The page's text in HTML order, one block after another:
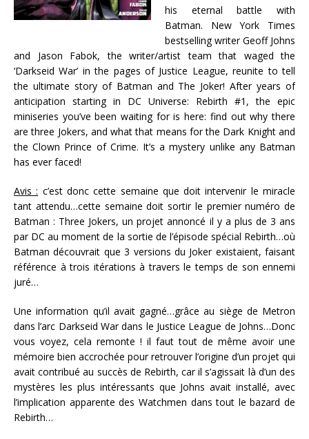
his eternal battle with
Batman. New York Times
bestselling writer Geoff Johns
and Jason Fabok, the writer/artist team that waged the
‘Darkseid War’ in the pages of Justice League, reunite to tell
the ultimate story of Batman and The Joker! After years of
anticipation starting in DC Universe: Rebirth #1, the epic
miniseries you’ve been waiting for is here: find out why there
are three Jokers, and what that means for the Dark Knight and
the Clown Prince of Crime. It’s a mystery unlike any Batman
has ever faced!
Avis : c’est donc cette semaine que doit intervenir le miracle
tant attendu…cette semaine doit sortir le premier numéro de
Batman : Three Jokers, un projet annoncé il y a plus de 3 ans
par DC au moment de la sortie de l’épisode spécial Rebirth…où
Batman découvrait que 3 versions du Joker existaient, faisant
référence à trois itérations à travers le temps de son ennemi
juré…
Une information qu’il avait gagné…grâce au siège de Metron
dans l’arc Darkseid War dans le Justice League de Johns…Donc
vous voyez, cela remonte ! il faut tout de même avoir une
mémoire bien accrochée pour retrouver l’origine d’un projet qui
avait contribué au succès de Rebirth, car il s’agissait là d’un des
mystères les plus intéressants que Johns avait installé, avec
l’implication apparente des Watchmen dans tout le bazard de
Rebirth…